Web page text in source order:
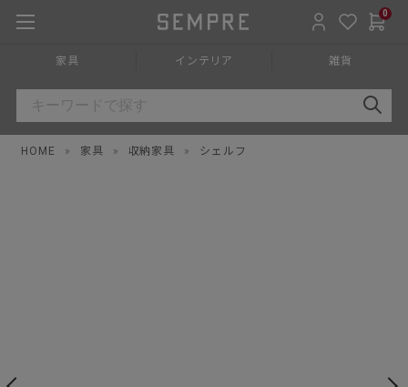
0
家具 インテリア 雑貨
HOME » 家具 » 収納家具 » シェルフ